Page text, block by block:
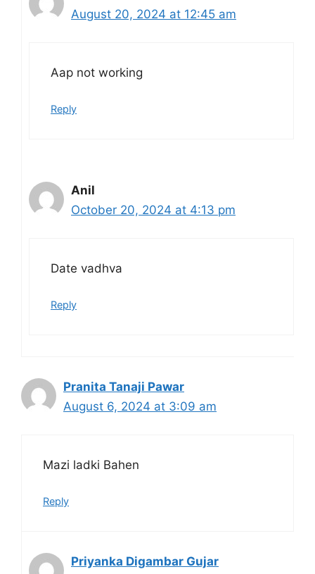
August 20, 2024 at 12:45 am
Aap not working
Reply
Anil
October 20, 2024 at 4:13 pm
Date vadhva
Reply
Pranita Tanaji Pawar
August 6, 2024 at 3:09 am
Mazi ladki Bahen
Reply
Priyanka Digambar Gujar